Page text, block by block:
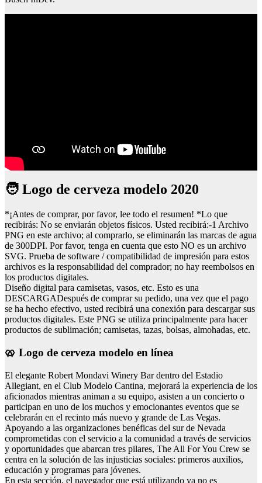
🧑 Logo de cerveza modelo 2020
*¡Antes de comprar, por favor, lee todo el resumen! *Lo que
recibirás: No se enviarán objetos físicos. Usted recibirá:-1 Archivo
PNG en este archivo; al comprarlo, se eliminarán las marcas de agua
de 300DPI. Por favor, tenga en cuenta que esto NO es un archivo
SVG. Prueba de software / compatibilidad de impresión para estos
archivos es la responsabilidad del comprador; no hay reembolsos en
los productos digitales.
Diseño digital para camisetas, vasos, etc. Esto es una
DESCARGADespués de comprar su pedido, una vez que el pago
se ha hecho efectivo, usted recibirá una conexión para descargar sus
productos digitales. Este PNG se utiliza principalmente para hacer
productos de sublimación; camisetas, tazas, bolsas, almohadas, etc.
🥨 Logo de cerveza modelo en línea
El elegante Robert Mondavi Winery Bar dentro del Estadio
Allegiant, en el Club Modelo Cantina, mejorará la experiencia de los
aficionados mientras animan a su equipo, asisten a un concierto o
participan en uno de los muchos y emocionantes eventos que se
celebrarán en el recinto más nuevo y grande de Las Vegas.
Apoyando a las organizaciones benéficas del sur de Nevada
comprometidas con el servicio a la comunidad a través de servicios
y oportunidades que abarcan tres pilares, The All For You Crew se
centra en la solución de las injusticias sociales: primeros auxilios,
educación y programas para jóvenes.
En esta sección, el navegador que está utilizando ya no es